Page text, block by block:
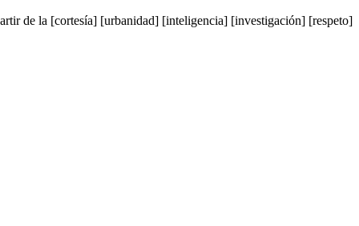
de la [cortesía] [urbanidad] [inteligencia] [investigación] [respeto]